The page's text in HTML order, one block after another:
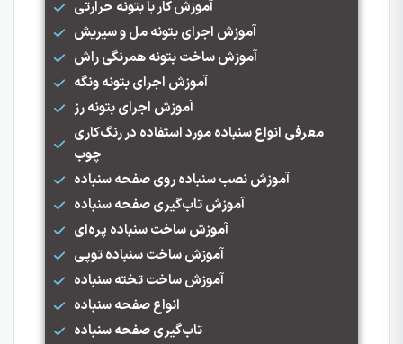
آموزش کار با بتونه حرارتی
آموزش اجرای بتونه مل و سیریش
آموزش ساخت بتونه همرنگی راش
آموزش اجرای بتونه ونگه
آموزش اجرای بتونه رز
معرفی انواع سنباده مورد استفاده در رنگ‌کاری
چوب
آموزش نصب سنباده روی صفحه سنباده
آموزش تاب‌گیری صفحه سنباده
آموزش ساخت سنباده پره‌ای
آموزش ساخت سنباده توپی
آموزش ساخت تخته سنباده
انواع صفحه سنباده
تاب‌گیری صفحه سنباده